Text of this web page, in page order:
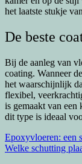
het laatste stukje
De beste
Bij de aanleg van
coating. Wanneer
het waarschijnlijk
flexibel,
is gemaakt van een
dit type is ideaal
Bericht
navigatie
Epoxyvloeren: een
Welke schutting